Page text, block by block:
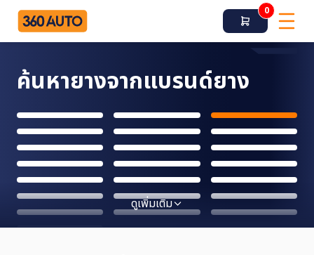
0
ค้นหายางจากแบรนด์ยาง
ดูเพิ่มเติม